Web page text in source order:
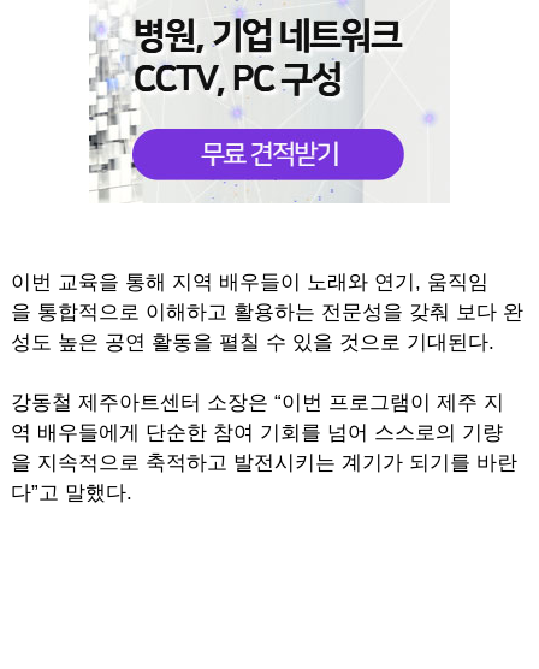
이번 교육을 통해 지역 배우들이 노래와 연기, 움직임
을 통합적으로 이해하고 활용하는 전문성을 갖춰 보다 완
성도 높은 공연 활동을 펼칠 수 있을 것으로 기대된다.
강동철 제주아트센터 소장은 “이번 프로그램이 제주 지
역 배우들에게 단순한 참여 기회를 넘어 스스로의 기량
을 지속적으로 축적하고 발전시키는 계기가 되기를 바란
다”고 말했다.